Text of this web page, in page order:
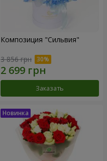
Композиция "Сильвия"
3 856 грн
Заказать